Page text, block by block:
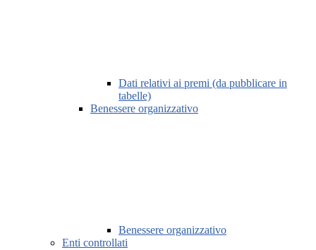
Dati relativi ai premi (da pubblicare in
tabelle)
Benessere organizzativo
Benessere organizzativo
Enti controllati